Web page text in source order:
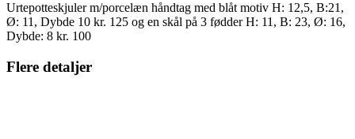
Urtepotteskjuler m/porcelæn håndtag med blåt motiv H: 12,5, B:21,
Ø: 11, Dybde 10 kr. 125 og en skål på 3 fødder H: 11, B: 23, Ø: 16,
Dybde: 8 kr. 100
Flere detaljer